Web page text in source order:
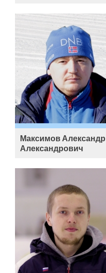
Максимов Александр
Александрович